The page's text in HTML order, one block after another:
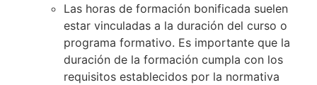
Las horas de formación bonificada suelen
estar vinculadas a la duración del curso o
programa formativo. Es importante que la
duración de la formación cumpla con los
requisitos establecidos por la normativa